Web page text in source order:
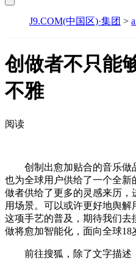
J9.COM(中国区)·集团 >
创做者不只能
不雅
阅读
创制出愈加贴合的音乐做
也为全球用户供给了一个全新
做者供给了更多的灵感来历
用场景。可以或许更好地舆
这项手艺的普及，期待我们去
做将愈加智能化，面向全球18
前往搜狐，除了文字描述